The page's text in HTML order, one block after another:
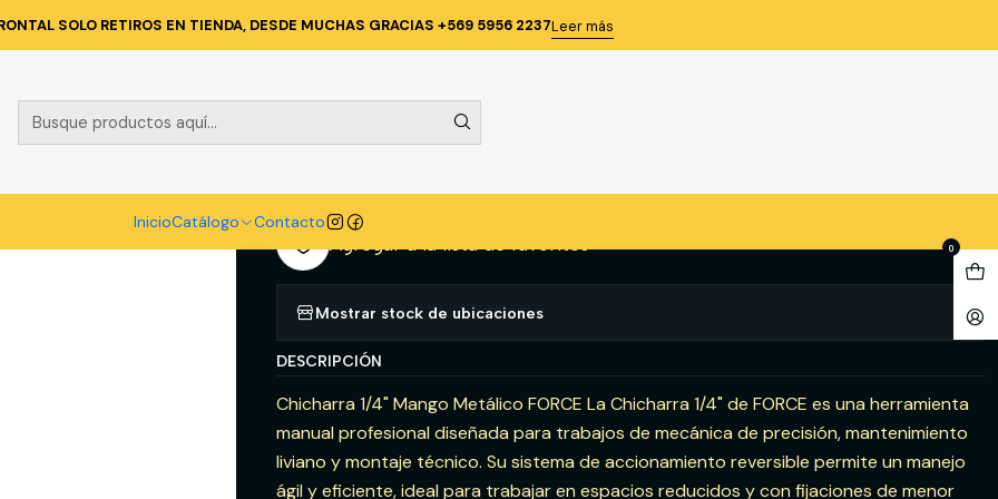
InicioCatálogo Contacto
0
SOLO RETIROS EN TIENDA, DESDE MUCHAS GRACIAS +569 5956 2237Leer más
FERRETERIA HERRAMIENTAS MANUALES CHICHARRA 1/4 M/METAL (80224) FORCE
|
CHICHARRA 1/4 M/METAL (80224) FORCE
Cantidad
Agregar a la lista de favoritos
Mostrar stock de ubicaciones
DESCRIPCIÓN
Chicharra 1/4" Mango Metálico FORCE La Chicharra 1/4" de FORCE es una herramienta
manual profesional diseñada para trabajos de mecánica de precisión, mantenimiento
liviano y montaje técnico. Su sistema de accionamiento reversible permite un manejo
ágil y eficiente, ideal para trabajar en espacios reducidos y con fijaciones de menor